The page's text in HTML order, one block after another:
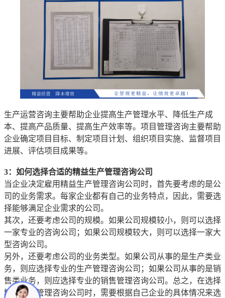
生产运营咨询主要帮助企业提高生产管理水平、降低生产成
本、提高产品质量、提高生产效率等。项目管理咨询主要帮助
企业确定项目目标、制定项目计划、组织项目实施、监督项目
进展、评估项目成果等。
3：如何选择合适的精益生产管理咨询公司
当企业决定雇用精益生产管理咨询公司时，首先要考虑的是公
司的业务需求。每家企业都有自己的业务特点，因此，需要选
择能够满足企业需求的公司。
其次，还要考虑公司的规模。如果公司规模较小，则可以选择
一家专业的咨询公司；如果公司规模较大，则可以选择一家大
型咨询公司。
另外，还要考虑公司的业务类型。如果公司从事的是生产类业
务，则应选择专业的生产管理咨询公司；如果公司从事的是销
售类业务，则应选择专业的销售管理咨询公司。总之，在选择
精益生产管理咨询公司时，需要根据自己企业的具体情况来选